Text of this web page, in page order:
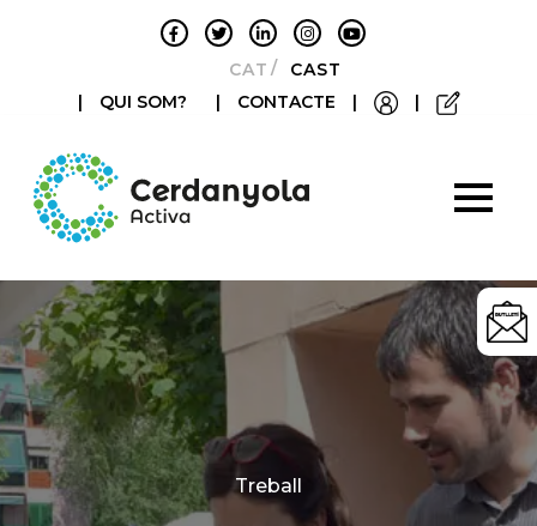
CATALÀCASTELLANO
|
QUI SOM? | CONTACTE | |
Categories
Treball